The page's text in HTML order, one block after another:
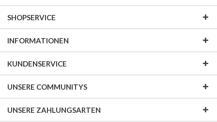
SHOPSERVICE
INFORMATIONEN
KUNDENSERVICE
UNSERE COMMUNITYS
UNSERE ZAHLUNGSARTEN